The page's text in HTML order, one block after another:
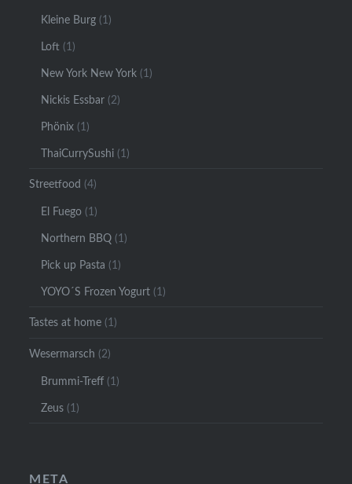
Kleine Burg (1)
Loft (1)
New York New York (1)
Nickis Essbar (2)
Phönix (1)
ThaiCurrySushi (1)
Streetfood (4)
El Fuego (1)
Northern BBQ (1)
Pick up Pasta (1)
YOYO´S Frozen Yogurt (1)
Tastes at home (1)
Wesermarsch (2)
Brummi-Treff (1)
Zeus (1)
META